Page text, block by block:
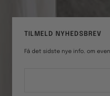
TILMELD NYHEDSBREV
Få det sidste nye info. om